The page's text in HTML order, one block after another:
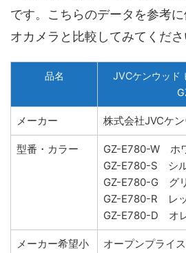
です。こちらのデータを参考
オカメラと比較してみてくださ
品名
JVCケンウッド
メーカー 株式会社JVCケ
型番・カラー
GZ-E780-W ホ
GZ-E780-S シ
GZ-E780-G グ
GZ-E780-R レ
GZ-E780-D オ
メーカー希望小
オープンプライス